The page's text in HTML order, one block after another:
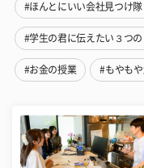
#ほんとにいい会社見つけ隊
#学生の君に伝えたい３つの
#お金の授業 #もやもや